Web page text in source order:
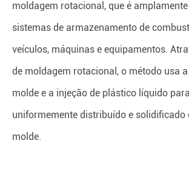
moldagem rotacional, que é
sistemas de armazenamento de
veículos, máquinas e equipamentos.
de moldagem rotacional, o método usa
molde e a injeção de plástico líquido
uniformemente distribuído e solidificado
molde.